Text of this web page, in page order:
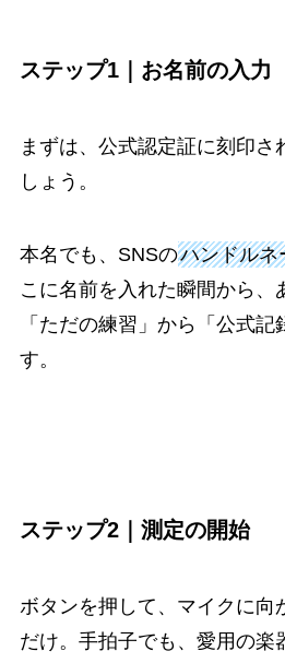
ステップ1｜お名前の入力
まずは、公式認定証に刻印さ
しょう。
本名でも、SNSのハンドルネ
こに名前を入れた瞬間から、
「ただの練習」から「公式記
す。
ステップ2｜測定の開始
ボタンを押して、マイクに向
だけ。手拍子でも、愛用の楽